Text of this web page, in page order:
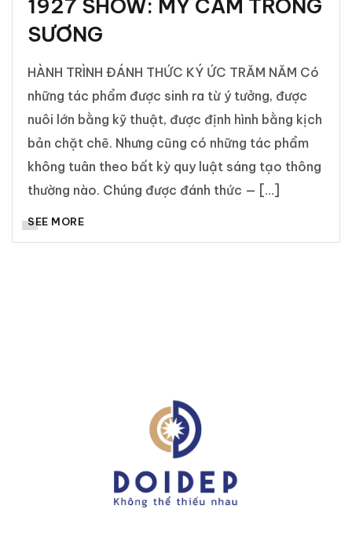
1927 SHOW: MỸ CẢM TRONG
SƯƠNG
HÀNH TRÌNH ĐÁNH THỨC KÝ ỨC TRĂM NĂM Có
những tác phẩm được sinh ra từ ý tưởng, được
nuôi lớn bằng kỹ thuật, được định hình bằng kịch
bản chặt chẽ. Nhưng cũng có những tác phẩm
không tuân theo bất kỳ quy luật sáng tạo thông
thường nào. Chúng được đánh thức — […]
SEE MORE